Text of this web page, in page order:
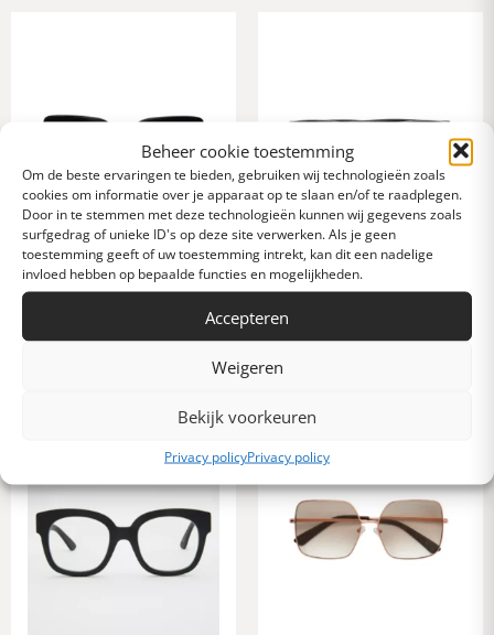
Beheer cookie toestemming
Om de beste ervaringen te bieden, gebruiken wij technologieën zoals
cookies om informatie over je apparaat op te slaan en/of te raadplegen.
Door in te stemmen met deze technologieën kunnen wij gegevens zoals
surfgedrag of unieke ID's op deze site verwerken. Als je geen
toestemming geeft of uw toestemming intrekt, kan dit een nadelige
invloed hebben op bepaalde functies en mogelijkheden.
Accepteren
Weigeren
Bekijk voorkeuren
Privacy policyPrivacy policy
GLAS Mio black
99,95
GLAS Chloe black
99,95